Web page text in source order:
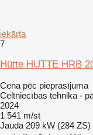
iekārta
7
Hütte HUTTE HRB
Cena pēc pieprasījuma
Celtniecības tehnika -
2024
1 541 m/st
Jauda 209 kW (284 ZS)